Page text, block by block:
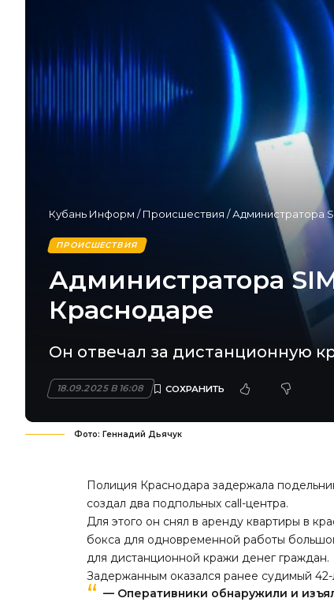
Кубань Информ /Происшествия /Администратора
ПРОИСШЕСТВИЯ
Администратора
Краснодаре
Он отвечал за дистанционную
18.09.2025 В 16:08
Фото: Геннадий Дьячук
Полиция Краснодара задержала
создал два подпольных call-центра.
Для этого он снял в аренду квартиры в
бокса для одновременной работы
для дистанционной кражи денег граждан.
Задержанным оказался ранее судимый
— Оперативники обнаружили и